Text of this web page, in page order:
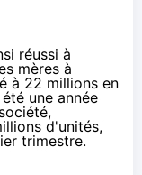
réussi à
mères à
à 22 millions en
une année
d'unités,
trimestre.